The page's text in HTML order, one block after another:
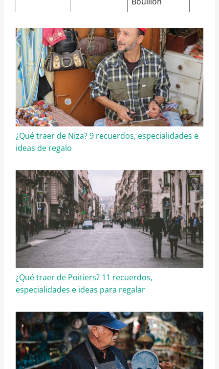
¿Qué traer de Niza? 9 recuerdos, especialidades e
ideas de regalo
¿Qué traer de Poitiers? 11 recuerdos,
especialidades e ideas para regalar